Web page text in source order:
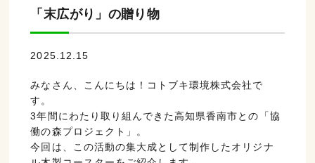
「末広がり」の贈り物
2025.12.15
みなさん、こんにちは！コトブキ環境株式会社で
す。
3年間にわたり取り組んできた高知県香南市との「協
働の森プロジェクト」。
今回は、この活動の集大成として制作したオリジナ